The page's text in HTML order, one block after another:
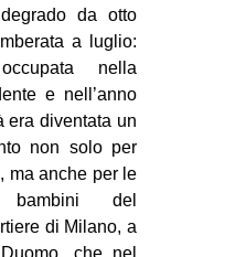
da otto
a luglio:
nella
e nell’anno
era diventata un
non solo per
ma anche per le
del
di Milano, a